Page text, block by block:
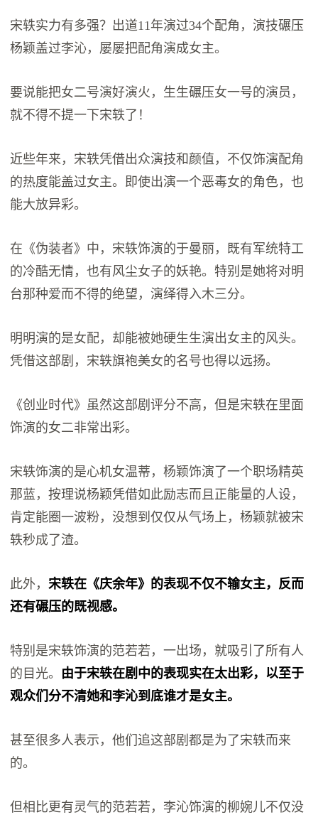
宋轶实力有多强？出道11年演过34个配角，演技碾压
杨颖盖过李沁，屡屡把配角演成女主。
要说能把女二号演好演火，生生碾压女一号的演员，
就不得不提一下宋轶了！
近些年来，宋轶凭借出众演技和颜值，不仅饰演配角
的热度能盖过女主。即使出演一个恶毒女的角色，也
能大放异彩。
在《伪装者》中，宋轶饰演的于曼丽，既有军统特工
的冷酷无情，也有风尘女子的妖艳。特别是她将对明
台那种爱而不得的绝望，演绎得入木三分。
明明演的是女配，却能被她硬生生演出女主的风头。
凭借这部剧，宋轶旗袍美女的名号也得以远扬。
《创业时代》虽然这部剧评分不高，但是宋轶在里面
饰演的女二非常出彩。
宋轶饰演的是心机女温蒂，杨颖饰演了一个职场精英
那蓝，按理说杨颖凭借如此励志而且正能量的人设，
肯定能圈一波粉，没想到仅仅从气场上，杨颖就被宋
轶秒成了渣。
此外，宋轶在《庆余年》的表现不仅不输女主，反而
还有碾压的既视感。
特别是宋轶饰演的范若若，一出场，就吸引了所有人
的目光。 由于宋轶在剧中的表现实在太出彩，以至于
观众们分不清她和李沁到底谁才是女主。
甚至很多人表示，他们追这部剧都是为了宋轶而来
的。
但相比更有灵气的范若若，李沁饰演的柳婉儿不仅没